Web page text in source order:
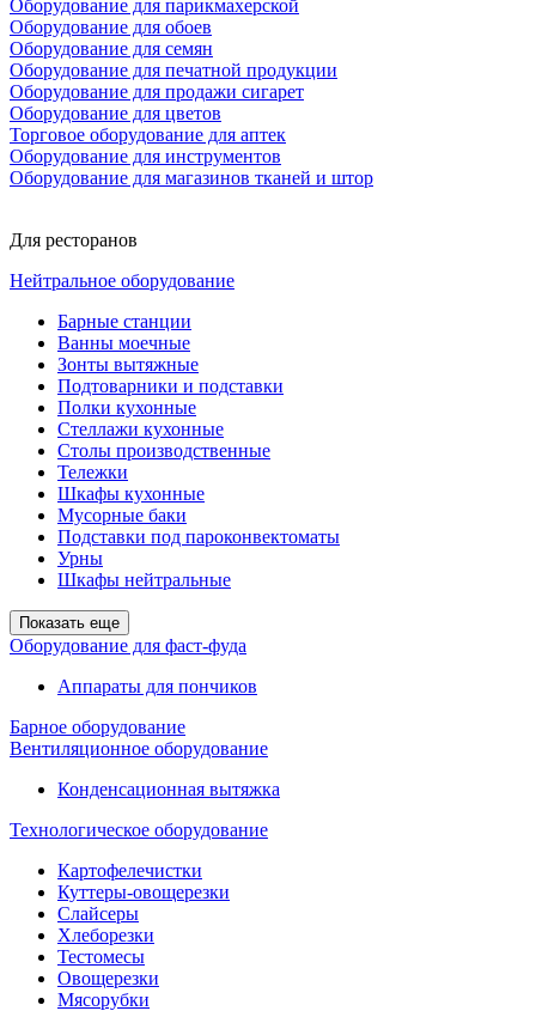
Оборудование для парикмахерской
Оборудование для обоев
Оборудование для семян
Оборудование для печатной продукции
Оборудование для продажи сигарет
Оборудование для цветов
Торговое оборудование для аптек
Оборудование для инструментов
Оборудование для магазинов тканей и штор
Для ресторанов
Нейтральное оборудование
Барные станции
Ванны моечные
Зонты вытяжные
Подтоварники и подставки
Полки кухонные
Стеллажи кухонные
Столы производственные
Тележки
Шкафы кухонные
Мусорные баки
Подставки под пароконвектоматы
Урны
Шкафы нейтральные
Показать еще
Оборудование для фаст-фуда
Аппараты для пончиков
Барное оборудование
Вентиляционное оборудование
Конденсационная вытяжка
Технологическое оборудование
Картофелечистки
Куттеры-овощерезки
Слайсеры
Хлеборезки
Тестомесы
Овощерезки
Мясорубки